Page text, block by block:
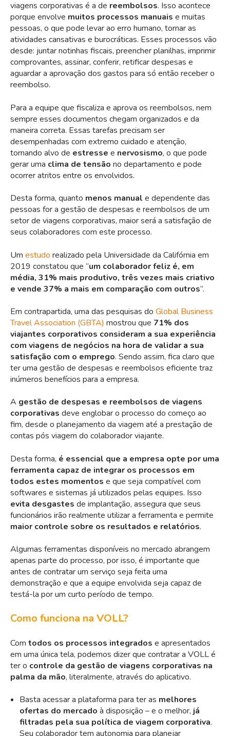
viagens corporativas é a de reembolsos. Isso acontece
porque envolve muitos processos manuais e muitas
pessoas, o que pode levar ao erro humano, tornar as
atividades cansativas e burocráticas. Esses processos vão
desde: juntar notinhas fiscais, preencher planilhas, imprimir
comprovantes, assinar, conferir, retificar despesas e
aguardar a aprovação dos gastos para só então receber o
reembolso.
Para a equipe que fiscaliza e aprova os reembolsos, nem
sempre esses documentos chegam organizados e da
maneira correta. Essas tarefas precisam ser
desempenhadas com extremo cuidado e atenção,
tornando alvo de estresse e nervosismo, o que pode
gerar uma clima de tensão no departamento e pode
ocorrer atritos entre os envolvidos.
Desta forma, quanto menos manual e dependente das
pessoas for a gestão de despesas e reembolsos de um
setor de viagens corporativas, maior será a satisfação de
seus colaboradores com este processo.
Um estudo realizado pela Universidade da Califórnia em
2019 constatou que “um colaborador feliz é, em
média, 31% mais produtivo, três vezes mais criativo
e vende 37% a mais em comparação com outros”.
Em contrapartida, uma das pesquisas do Global Business
Travel Association (GBTA) mostrou que 71% dos
viajantes corporativos consideram a sua experiência
com viagens de negócios na hora de validar a sua
satisfação com o emprego. Sendo assim, fica claro que
ter uma gestão de despesas e reembolsos eficiente traz
inúmeros benefícios para a empresa.
A gestão de despesas e reembolsos de viagens
corporativas deve englobar o processo do começo ao
fim, desde o planejamento da viagem até a prestação de
contas pós viagem do colaborador viajante.
Desta forma, é essencial que a empresa opte por uma
ferramenta capaz de integrar os processos em
todos estes momentos e que seja compatível com
softwares e sistemas já utilizados pelas equipes. Isso
evita desgastes de implantação, assegura que seus
funcionários irão realmente utilizar a ferramenta e permite
maior controle sobre os resultados e relatórios.
Algumas ferramentas disponíveis no mercado abrangem
apenas parte do processo, por isso, é importante que
antes de contratar um serviço seja feita uma
demonstração e que a equipe envolvida seja capaz de
testá-la por um curto período de tempo.
Como funciona na VOLL?
Com todos os processos integrados e apresentados
em uma única tela, podemos dizer que contratar a VOLL é
ter o controle da gestão de viagens corporativas na
palma da mão, literalmente, através do aplicativo.
Basta acessar a plataforma para ter as melhores
ofertas do mercado à disposição – e o melhor, já
filtradas pela sua política de viagem corporativa.
Seu colaborador tem autonomia para planejar